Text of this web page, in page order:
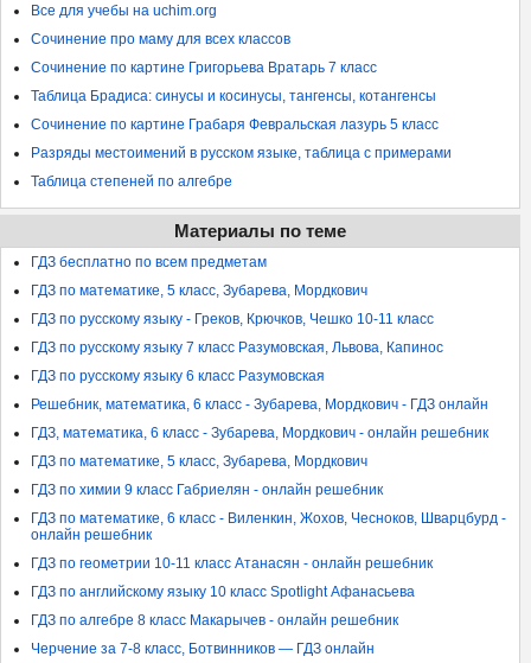
Все для учебы на uchim.org
Сочинение про маму для всех классов
Сочинение по картине Григорьева Вратарь 7 класс
Таблица Брадиса: синусы и косинусы, тангенсы, котангенсы
Сочинение по картине Грабаря Февральская лазурь 5 класс
Разряды местоимений в русском языке, таблица с примерами
Таблица степеней по алгебре
Материалы по теме
ГДЗ бесплатно по всем предметам
ГДЗ по математике, 5 класс, Зубарева, Мордкович
ГДЗ по русскому языку - Греков, Крючков, Чешко 10-11 класс
ГДЗ по русскому языку 7 класс Разумовская, Львова, Капинос
ГДЗ по русскому языку 6 класс Разумовская
Решебник, математика, 6 класс - Зубарева, Мордкович - ГДЗ онлайн
ГДЗ, математика, 6 класс - Зубарева, Мордкович - онлайн решебник
ГДЗ по математике, 5 класс, Зубарева, Мордкович
ГДЗ по химии 9 класс Габриелян - онлайн решебник
ГДЗ по математике, 6 класс - Виленкин, Жохов, Чесноков, Шварцбурд -
онлайн решебник
ГДЗ по геометрии 10-11 класс Атанасян - онлайн решебник
ГДЗ по английскому языку 10 класс Spotlight Афанасьева
ГДЗ по алгебре 8 класс Макарычев - онлайн решебник
Черчение за 7-8 класс, Ботвинников — ГДЗ онлайн